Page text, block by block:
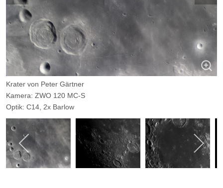
Krater von Peter Gärtner
Kamera: ZWO 120 MC-S
Optik: C14, 2x Barlow
Belichtungszeit: Firecapture, Autostakkert (600 von 2000 Frames),
RegiStax, Lightroom
Filter: ---
Ort: WHS-Essen
Datum: 06.01.2017